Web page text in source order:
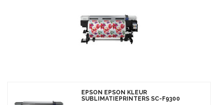
EPSON EPSON KLEUR
SUBLIMATIEPRINTERS SC-F9300